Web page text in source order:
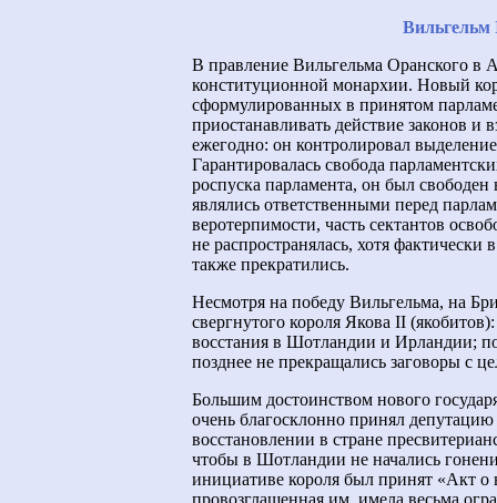
Вильгельм
В правление Вильгельма Оранского в
конституционной монархии. Новый
сформулированных в принятом
приостанавливать действие законов и
ежегодно: он контролировал
Гарантировалась свобода
роспуска парламента, он был
являлись ответственными перед
веротерпимости, часть сектантов
не распространялась, хотя
также прекратились.
Несмотря на победу Вильгельма, на
свергнутого короля Якова II
восстания в Шотландии и Ирландии;
позднее не прекращались заговоры с
Большим достоинством нового
очень благосклонно принял
восстановлении в стране
чтобы в Шотландии не начались
инициативе короля был принят «Акт о
провозглашенная им, имела весьма